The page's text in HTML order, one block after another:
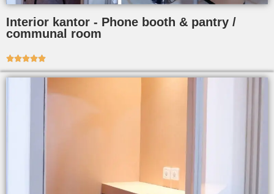
Interior kantor - Phone booth & pantry /
communal room
